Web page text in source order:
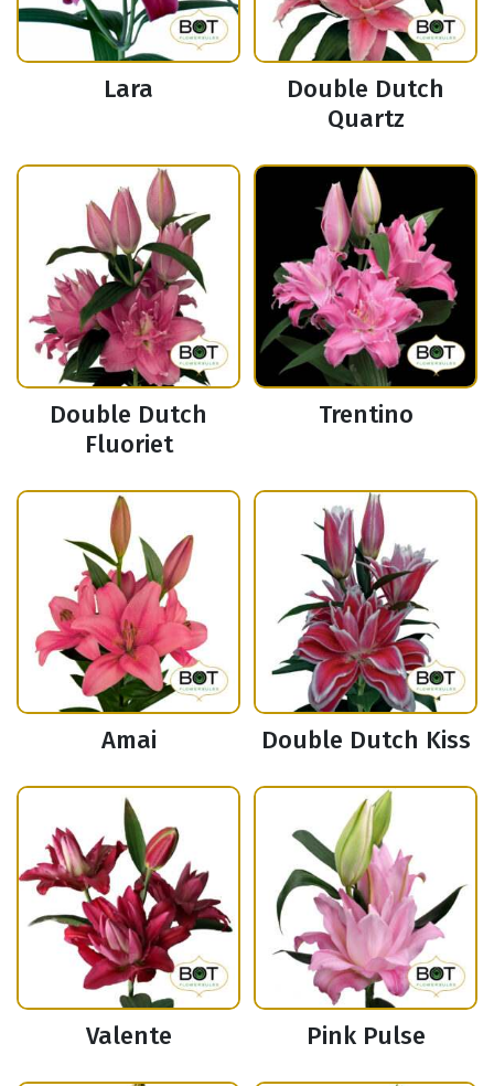
Lara
Double Dutch
Quartz
Double Dutch
Fluoriet
Trentino
Amai Double Dutch Kiss
Valente Pink Pulse